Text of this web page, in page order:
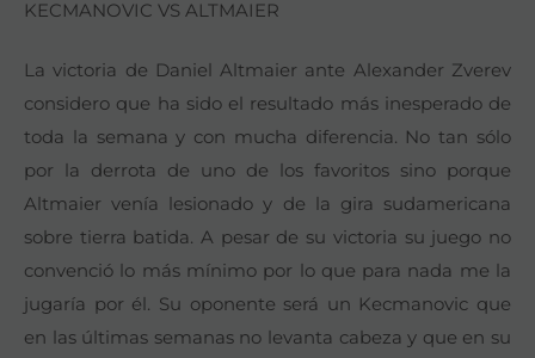
KECMANOVIC VS ALTMAIER
La victoria de Daniel Altmaier ante Alexander Zverev
considero que ha sido el resultado más inesperado de
toda la semana y con mucha diferencia. No tan sólo
por la derrota de uno de los favoritos sino porque
Altmaier venía lesionado y de la gira sudamericana
sobre tierra batida. A pesar de su victoria su juego no
convenció lo más mínimo por lo que para nada me la
jugaría por él. Su oponente será un Kecmanovic que
en las últimas semanas no levanta cabeza y que en su